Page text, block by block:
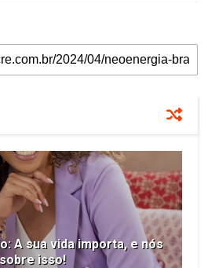
A sua vida importa, e nós
isso!